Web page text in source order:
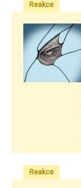
Reakce
Reakce